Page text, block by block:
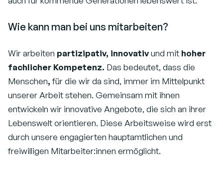
Wie kann man bei uns mitarbeiten?
Wir arbeiten partizipativ, innovativund mit hoher
fachlicher Kompetenz. Das bedeutet, dass die
Menschen,für die wir da sind, immer im Mittelpunkt
unserer Arbeit stehen. Gemeinsam mit ihnen
entwickeln wir innovative Angebote, die sich an ihrer
Lebenswelt orientieren. Diese Arbeitsweise wird erst
durch unsere engagierten hauptamtlichen und
freiwilligen Mitarbeiter:innen ermöglicht.